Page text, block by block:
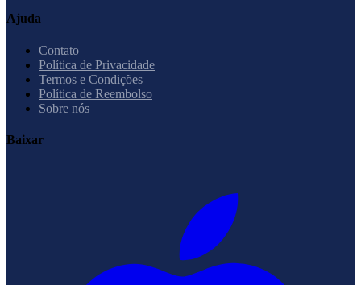
Ajuda
Contato
Política de Privacidade
Termos e Condições
Política de Reembolso
Sobre nós
Baixar